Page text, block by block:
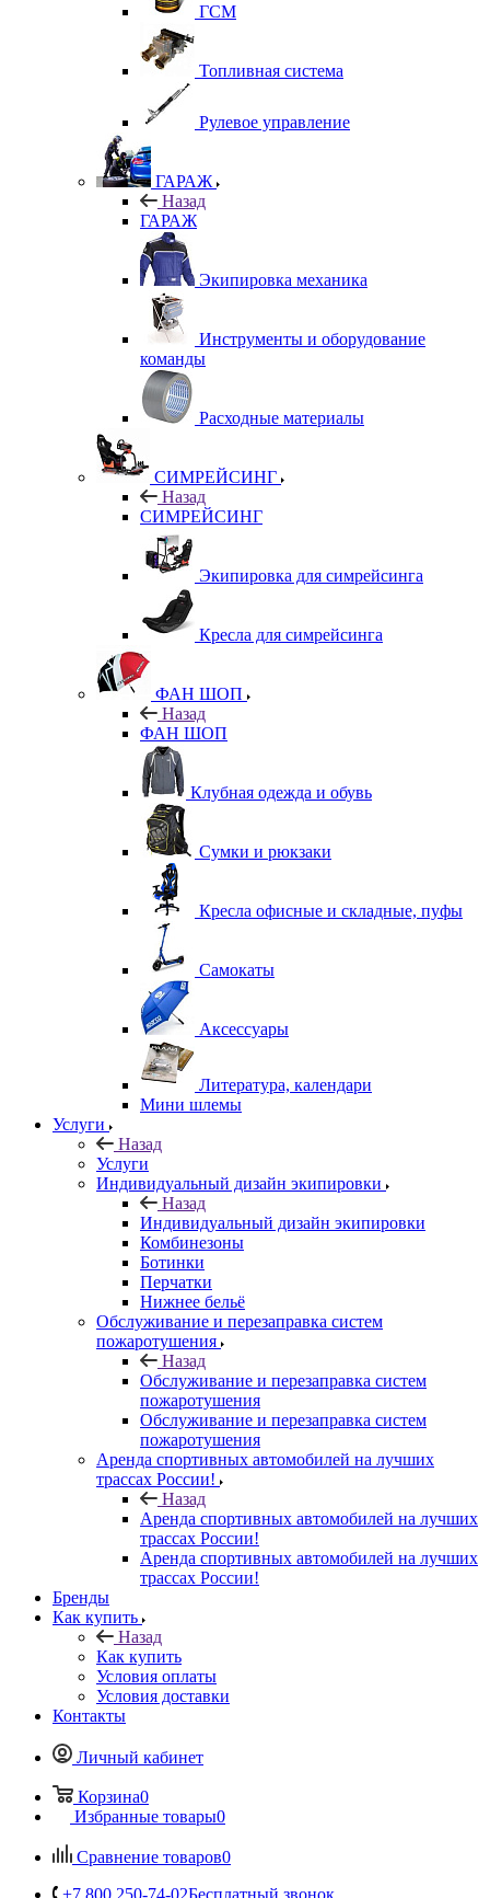
ГСМ
Топливная система
Рулевое управление
ГАРАЖ
Назад
ГАРАЖ
Экипировка механика
Инструменты и оборудование
команды
Расходные материалы
СИМРЕЙСИНГ
Назад
СИМРЕЙСИНГ
Экипировка для симрейсинга
Кресла для симрейсинга
ФАН ШОП
Назад
ФАН ШОП
Клубная одежда и обувь
Сумки и рюкзаки
Кресла офисные и складные, пуфы
Самокаты
Аксессуары
Литература, календари
Мини шлемы
Услуги
Назад
Услуги
Индивидуальный дизайн экипировки
Назад
Индивидуальный дизайн экипировки
Комбинезоны
Ботинки
Перчатки
Нижнее бельё
Обслуживание и перезаправка систем
пожаротушения
Назад
Обслуживание и перезаправка систем
пожаротушения
Обслуживание и перезаправка систем
пожаротушения
Аренда спортивных автомобилей на лучших
трассах России!
Назад
Аренда спортивных автомобилей на лучших
трассах России!
Аренда спортивных автомобилей на лучших
трассах России!
Бренды
Как купить
Назад
Как купить
Условия оплаты
Условия доставки
Контакты
Личный кабинет
Корзина0
Избранные товары0
Сравнение товаров0
+7 800 250-74-02Бесплатный звонок